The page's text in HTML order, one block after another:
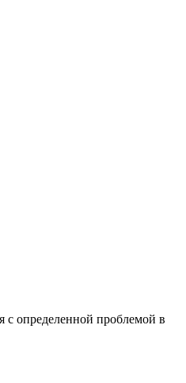
с определенной проблемой в